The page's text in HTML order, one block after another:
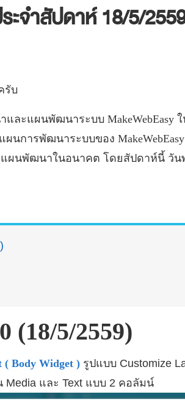
ะจำสัปดาห์ 18/5/
รับ
และแผนพัฒนาระบบ MakeWebEasy
ผนการพัฒนาระบบของ MakeWebEasy
แผนพัฒนาในอนาคต โดยสัปดาห์นี้ วั
(18/5/2559)
( Body Widget ) รูปแบบ Customize
Media และ Text แบบ 2 คอลัมน์